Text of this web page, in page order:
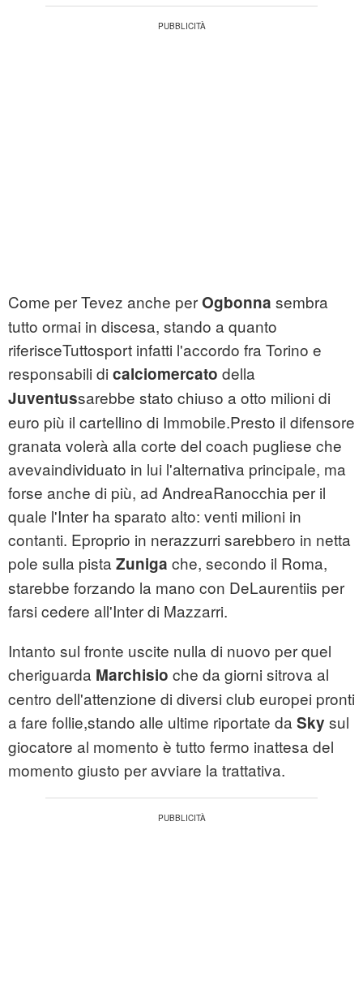
Come per Tevez anche perOgbonna sembra
tutto ormai in discesa, stando a quanto
riferisceTuttosport infatti l'accordo fra Torino e
responsabili di calciomercato della
Juventussarebbe stato chiuso a otto milioni di
euro più il cartellino di Immobile.Presto il difensore
granata volerà alla corte del coach pugliese che
avevaindividuato in lui l'alternativa principale, ma
forse anche di più, ad AndreaRanocchia per il
quale l'Inter ha sparato alto: venti milioni in
contanti. Eproprio in nerazzurri sarebbero in netta
pole sulla pista Zuniga che, secondo il Roma,
starebbe forzando la mano con DeLaurentiis per
farsi cedere all'Inter di Mazzarri.
Intanto sul fronte uscite nulla di nuovo per quel
cheriguarda Marchisio che da giorni sitrova al
centro dell'attenzione di diversi club europei pronti
a fare follie,stando alle ultime riportate da Sky sul
giocatore al momento è tutto fermo inattesa del
momento giusto per avviare la trattativa.